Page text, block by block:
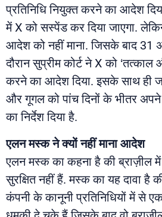
प्रतिनिधि नियुक्त करने का आदेश
में X को सस्पेंड कर दिया जाएगा.
आदेश को नहीं माना. जिसके बाद 31
दौरान सुप्रीम कोर्ट ने X को
करने का आदेश दिया. इसके साथ ही
और गूगल को पांच दिनों के भीतर
का निर्देश दिया है.
एलन मस्क ने क्यों नहीं माना आदेश
एलन मस्क का कहना है की ब्राज़ील में
सुरक्षित नहीं हैं. मस्क का यह दावा है
कंपनी के कानूनी प्रतिनिधियों में से